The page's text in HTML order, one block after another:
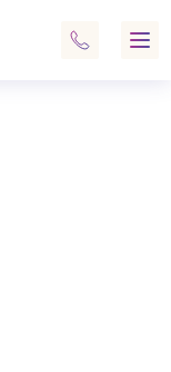
дзвінка?
на діагностику